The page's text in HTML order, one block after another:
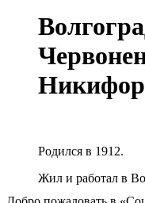
Родился в 1912.
Жил и работал в